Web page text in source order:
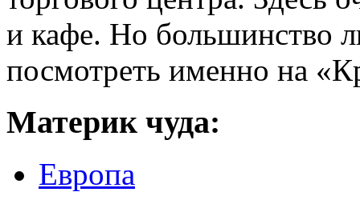
и кафе. Но большинство
посмотреть именно на
Материк чуда:
Европа